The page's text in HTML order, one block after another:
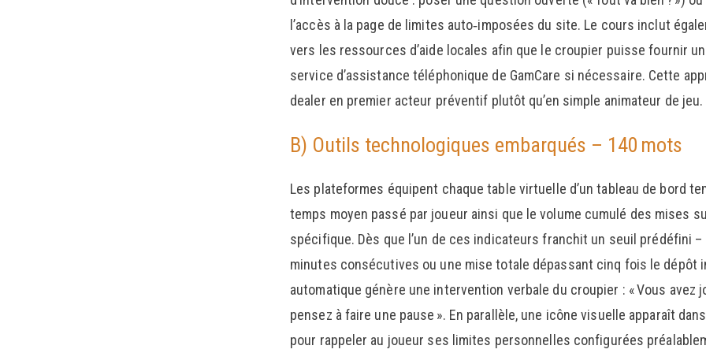
l’accès à la page de limites auto‑imposées du site. Le cours inclut
vers les ressources d’aide locales afin que le croupier puisse fournir
service d’assistance téléphonique de GamCare si nécessaire. Cette
dealer en premier acteur préventif plutôt qu’en simple animateur de jeu.
B) Outils technologiques embarqués – 140 mots
Les plateformes équipent chaque table virtuelle d’un tableau de bord
temps moyen passé par joueur ainsi que le volume cumulé des mises
spécifique. Dès que l’un de ces indicateurs franchit un seuil prédéfini
minutes consécutives ou une mise totale dépassant cinq fois le dépôt
automatique génère une intervention verbale du croupier : « Vous avez
pensez à faire une pause ». En parallèle, une icône visuelle apparaît
pour rappeler au joueur ses limites personnelles configurées